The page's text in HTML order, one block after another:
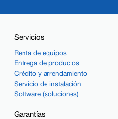
Servicios
Renta de equipos
Entrega de productos
Crédito y arrendamiento
Servicio de instalación
Software (soluciones)
Garantías